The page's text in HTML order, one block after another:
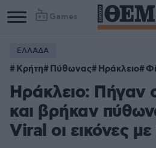
Games
ΕΛΛΑΔΑ
Κρήτη Πύθωνας Ηράκλειο
Ηράκλειο: Πήγαν
και βρήκαν
Viral οι εικόνες με